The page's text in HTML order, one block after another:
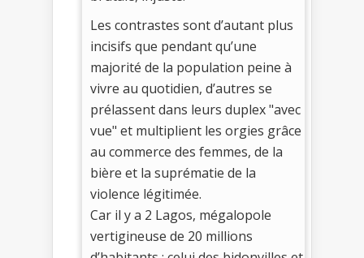
Les contrastes sont d’autant plus
incisifs que pendant qu’une
majorité de la population peine à
vivre au quotidien, d’autres se
prélassent dans leurs duplex "avec
vue" et multiplient les orgies grâce
au commerce des femmes, de la
bière et la suprématie de la
violence légitimée.
Car il y a 2 Lagos, mégalopole
vertigineuse de 20 millions